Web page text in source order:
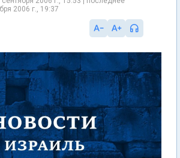
2006 г., 19:37